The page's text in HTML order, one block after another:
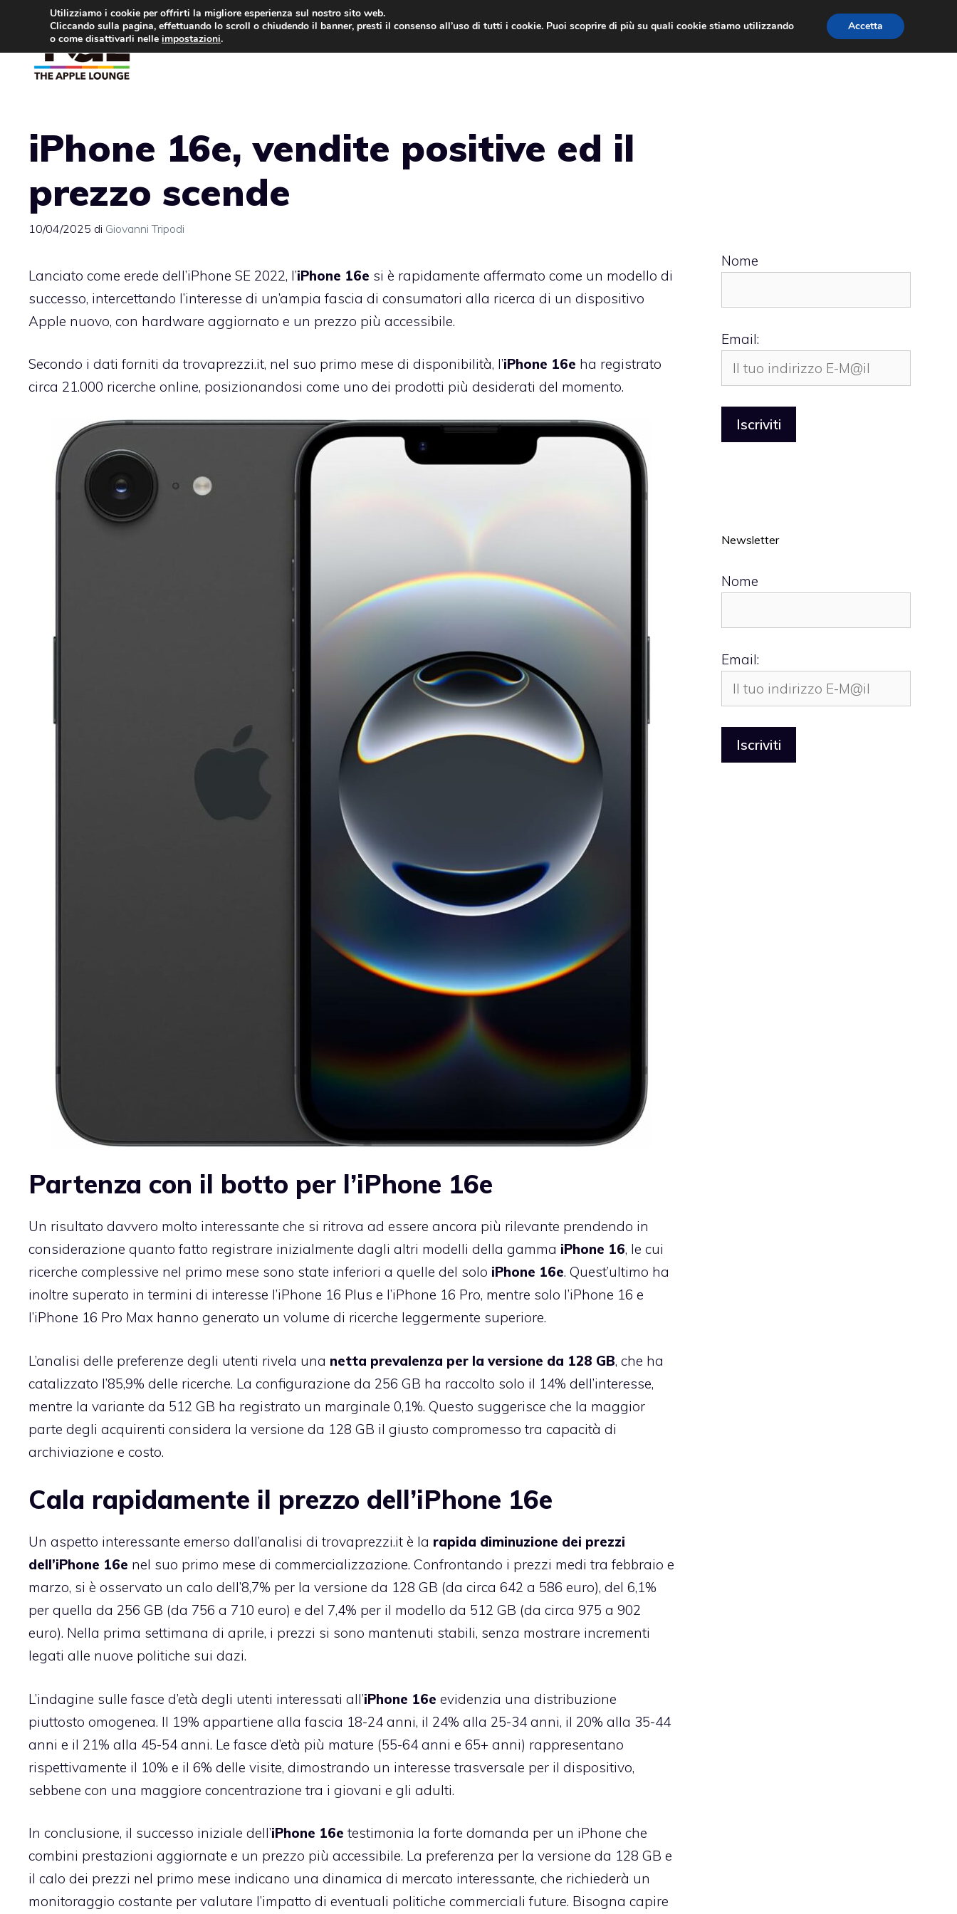
contenuto
iPhone 16e, vendite positive ed il
prezzo scende
10/04/2025 di Giovanni Tripodi
Lanciato come erede dell’iPhone SE 2022, l’iPhone 16e si è rapidamente affermato come un modello di
successo, intercettando l’interesse di un’ampia fascia di consumatori alla ricerca di un dispositivo
Apple nuovo, con hardware aggiornato e un prezzo più accessibile.
Secondo i dati forniti da trovaprezzi.it, nel suo primo mese di disponibilità, l’iPhone 16e ha registrato
circa 21.000 ricerche online, posizionandosi come uno dei prodotti più desiderati del momento.
Partenza con il botto per l’iPhone 16e
Un risultato davvero molto interessante che si ritrova ad essere ancora più rilevante prendendo in
considerazione quanto fatto registrare inizialmente dagli altri modelli della gamma iPhone 16, le cui
ricerche complessive nel primo mese sono state inferiori a quelle del solo iPhone 16e. Quest’ultimo ha
inoltre superato in termini di interesse l’iPhone 16 Plus e l’iPhone 16 Pro, mentre solo l’iPhone 16 e
l’iPhone 16 Pro Max hanno generato un volume di ricerche leggermente superiore.
L’analisi delle preferenze degli utenti rivela una netta prevalenza per la versione da 128 GB, che ha
catalizzato l’85,9% delle ricerche. La configurazione da 256 GB ha raccolto solo il 14% dell’interesse,
mentre la variante da 512 GB ha registrato un marginale 0,1%. Questo suggerisce che la maggior
parte degli acquirenti considera la versione da 128 GB il giusto compromesso tra capacità di
archiviazione e costo.
Cala rapidamente il prezzo dell’iPhone 16e
Un aspetto interessante emerso dall’analisi di trovaprezzi.it è la rapida diminuzione dei prezzi
dell’iPhone 16e nel suo primo mese di commercializzazione. Confrontando i prezzi medi tra febbraio e
marzo, si è osservato un calo dell’8,7% per la versione da 128 GB (da circa 642 a 586 euro), del 6,1%
per quella da 256 GB (da 756 a 710 euro) e del 7,4% per il modello da 512 GB (da circa 975 a 902
euro). Nella prima settimana di aprile, i prezzi si sono mantenuti stabili, senza mostrare incrementi
legati alle nuove politiche sui dazi.
L’indagine sulle fasce d’età degli utenti interessati all’iPhone 16e evidenzia una distribuzione
piuttosto omogenea. Il 19% appartiene alla fascia 18-24 anni, il 24% alla 25-34 anni, il 20% alla 35-44
anni e il 21% alla 45-54 anni. Le fasce d’età più mature (55-64 anni e 65+ anni) rappresentano
rispettivamente il 10% e il 6% delle visite, dimostrando un interesse trasversale per il dispositivo,
sebbene con una maggiore concentrazione tra i giovani e gli adulti.
In conclusione, il successo iniziale dell’iPhone 16e testimonia la forte domanda per un iPhone che
combini prestazioni aggiornate e un prezzo più accessibile. La preferenza per la versione da 128 GB e
il calo dei prezzi nel primo mese indicano una dinamica di mercato interessante, che richiederà un
monitoraggio costante per valutare l’impatto di eventuali politiche commerciali future. Bisogna capire
Nome
Email:
Newsletter
Nome
Email:
Utilizziamo i cookie per offrirti la migliore esperienza sul nostro sito web.
Cliccando sulla pagina, effettuando lo scroll o chiudendo il banner, presti il consenso all’uso di tutti i cookie. Puoi scoprire di più su quali cookie stiamo utilizzando
o come disattivarli nelle impostazioni.
Accetta